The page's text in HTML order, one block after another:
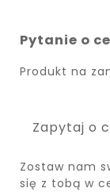
Pytanie o
Produkt na
Zapytaj o
Zostaw nam
się z tobą w